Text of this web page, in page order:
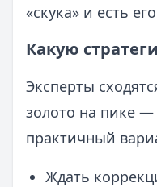
«скука» и есть
Какую
Эксперты
золото на пике
практичный
Ждать